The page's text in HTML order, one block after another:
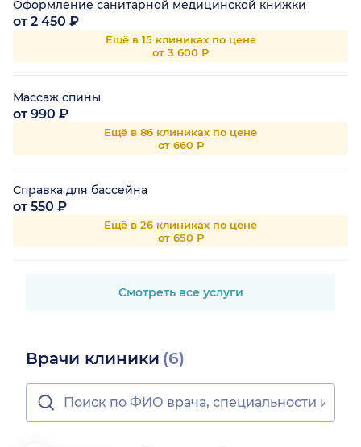
Оформление санитарной медицинской книжки
от 2 450 ₽
Ещё в 15 клиниках по цене
от 3 600 Р
Массаж спины
от 990 ₽
Ещё в 86 клиниках по цене
от 660 Р
Справка для бассейна
от 550 ₽
Ещё в 26 клиниках по цене
от 650 Р
Смотреть все услуги
Врачи клиники (6)